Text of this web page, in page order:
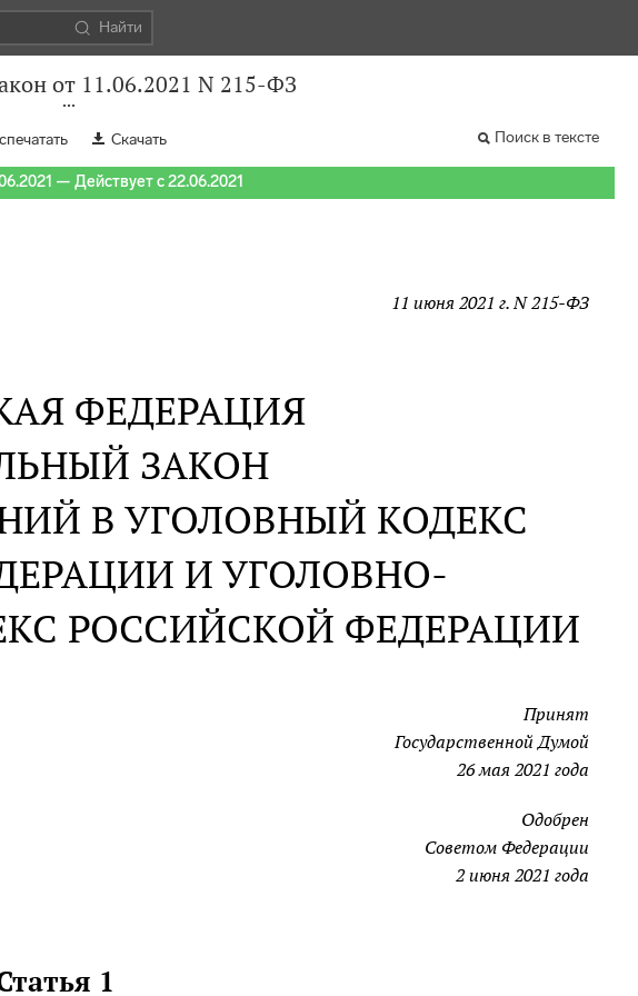
Найти
от 11.06.2021 N 215-ФЗ
Скачать Поиск в тексте
— Действует с 22.06.2021
11 июня 2021 г. N 215-ФЗ
ФЕДЕРАЦИЯ
ЗАКОН
В УГОЛОВНЫЙ КОДЕКС
И УГОЛОВНО-
РОССИЙСКОЙ ФЕДЕРАЦИИ
Принят
Государственной Думой
26 мая 2021 года
Одобрен
Советом Федерации
2 июня 2021 года
1